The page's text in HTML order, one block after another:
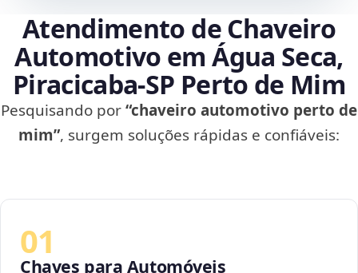
Atendimento de Chaveiro
Automotivo em Água Seca,
Piracicaba‑SP Perto de Mim
Pesquisando por“chaveiro automotivo perto de
mim”, surgem soluções rápidas e confiáveis:
01
Chaves para Automóveis